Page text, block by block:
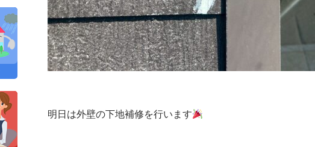
明日は外壁の下地補修を行います